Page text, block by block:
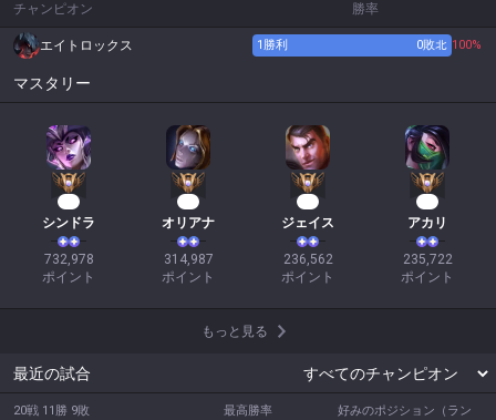
チャンピオン 勝率
エイトロックス 1 勝利 0敗北 100%
マスタリー
シンドラ
732,978
ポイント
オリアナ
314,987
ポイント
ジェイス
236,562
ポイント
アカリ
235,722
ポイント
もっと見る
最近の試合
20戦 11勝 9敗
最高勝率
好みのポジション（ラン